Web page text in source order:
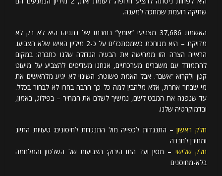
שתיקה רועמת שמחכה למענה.
האשמת 37,686 מצביעי “אומץ” בחזרתו של נתניהו היא לא רק לא
מדויקת – היא מגוחכת כשמסתכלים על כ-2 מיליון האיש שלא הצביעו.
הראייה הצרה הזו ממחישה את הבעיה הגדולה שלנו כחברה: במקום
להתמודד עם משברים מערכתיים, אנחנו מעדיפים להצביע על מיעוט
קטן ולקרוא “אשם”. אבל האמת פשוטה: השינוי לא יגיע מלהאשים את
מי שבחר אחרת, אלא מלהבין למה כל כך הרבה בחרו לא לבחור בכלל.
עד שנפנה את המבט לשם, נמשיך לשלם את המחיר – בפילוג, באמון,
ובדמוקרטיה שלנו.
חלק ראשון– התנגדות לכפייה מול התנגדות לחיסונים: טעויות התיוג
ומחירן לחברה
חלק שלישי – מסין ועד התו הירוק: הצביעות של השלטון והמלחמה
בלא-מחוסנים